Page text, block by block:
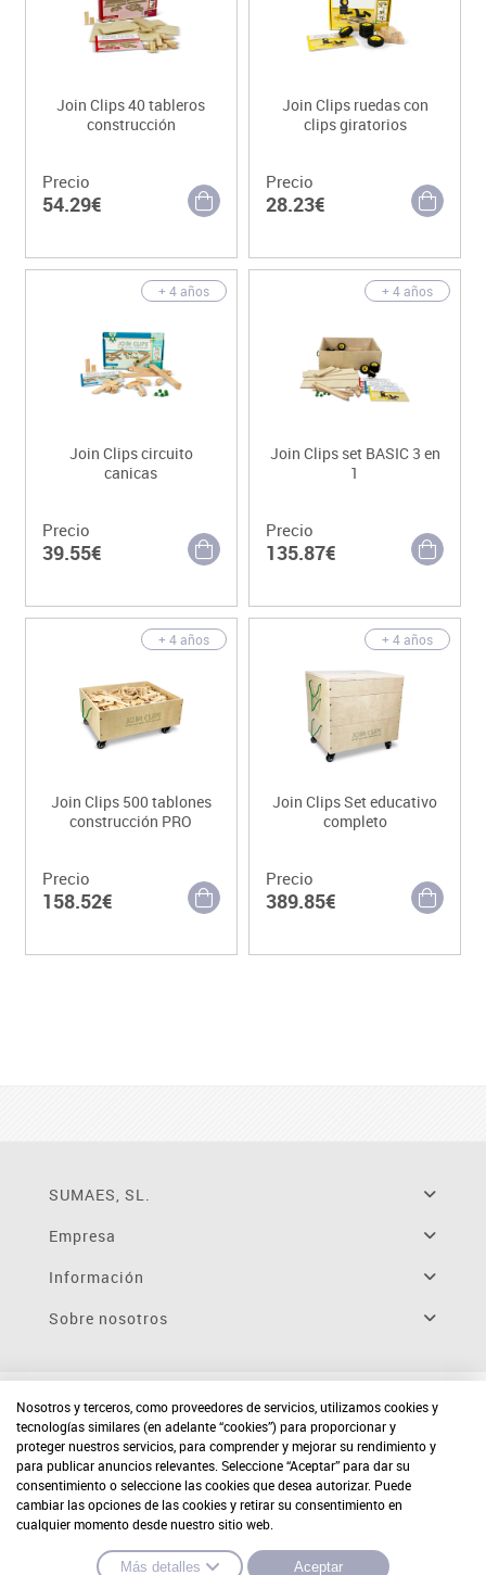
Join Clips 40 tableros
construcción
Precio
54.29€
Join Clips ruedas con
clips giratorios
Precio
28.23€
+ 4 años
Join Clips circuito
canicas
Precio
39.55€
+ 4 años
Join Clips set BASIC 3 en
1
Precio
135.87€
+ 4 años
Join Clips 500 tablones
construcción PRO
Precio
158.52€
+ 4 años
Join Clips Set educativo
completo
Precio
389.85€
SUMAES, SL.
Empresa
Información
Sobre nosotros
Nosotros y terceros, como proveedores de servicios, utilizamos cookies y
tecnologías similares (en adelante “cookies”) para proporcionar y
proteger nuestros servicios, para comprender y mejorar su rendimiento y
para publicar anuncios relevantes. Seleccione “Aceptar” para dar su
consentimiento o seleccione las cookies que desea autorizar. Puede
cambiar las opciones de las cookies y retirar su consentimiento en
cualquier momento desde nuestro sitio web.
Más detalles Aceptar